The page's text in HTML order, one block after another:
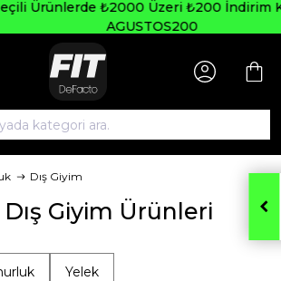
₺2000 Üzeri ₺200 İndirim Kodu:
AGUSTOS200
Dış Giyim
Dış Giyim Ürünleri
Yelek